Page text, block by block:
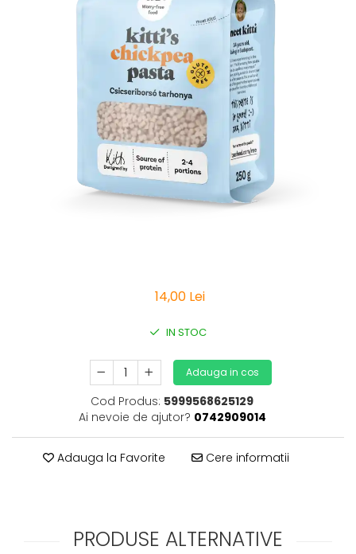
14,00 Lei
IN STOC
Adauga in cos
Cod Produs: 5999568625129
Ai nevoie de ajutor? 0742909014
Adauga la Favorite Cere informatii
PRODUSE ALTERNATIVE